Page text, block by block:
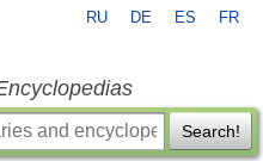
RU DE ES FR
Search!